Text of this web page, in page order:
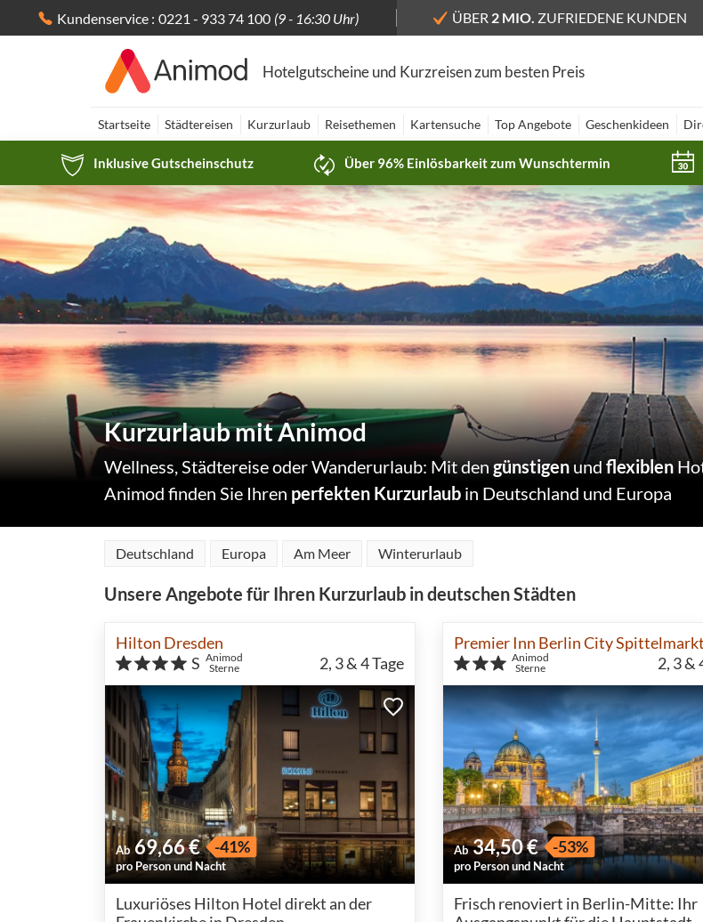
Kundenservice : 0221 - 933 74 100 (9 - 16:30 Uhr) ÜBER 2 MIO. ZUFRIEDENE KUNDEN
Hotelgutscheine und Kurzreisen zum besten Preis
Startseite Städtereisen Kurzurlaub Reisethemen Kartensuche Top Angebote Geschenkideen
Inklusive Gutscheinschutz Über 96% Einlösbarkeit zum Wunschtermin
Kurzurlaub mit Animod
Wellness, Städtereise oder Wanderurlaub: Mit dengünstigen und flexiblen
Animod finden Sie Ihren perfekten Kurzurlaub in Deutschland und Europa
Deutschland Europa Am Meer Winterurlaub
Unsere Angebote für Ihren Kurzurlaub in deutschen Städten
Hilton Dresden
S Animod
Sterne
2, 3 & 4Tage
Ab 69,66 € -41%
pro Person und Nacht
Luxuriöses Hilton Hotel direkt an der
Premier Inn Berlin City Spittelmarkt
Animod
Sterne
2, 3 &
Ab 34,50 € -53%
pro Person und Nacht
Frisch renoviert in Berlin-Mitte: Ihr